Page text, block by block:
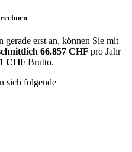
gerade erst an, können Sie mit
66.857 CHF pro Jahr
CHF Brutto.
sich folgende